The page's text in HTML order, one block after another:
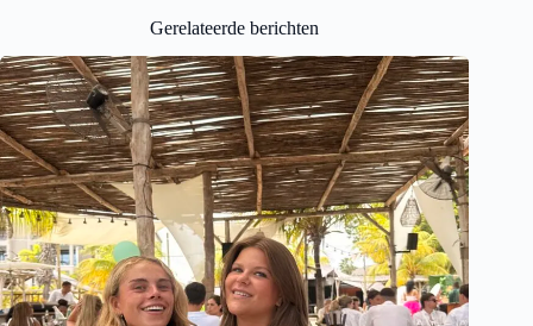
Gerelateerde berichten